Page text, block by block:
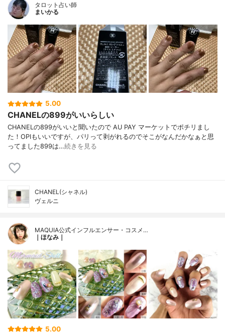
タロット占い師
まいかる
5.00
CHANELの899がいいらしい
CHANELの899がいいと聞いたので AU PAY マーケットでポチリまし
た！OPIもいいですが、パリって剥がれるのでそこがなんだかなぁと思
ってました899は…続きを見る
CHANEL(シャネル)
ヴェルニ
MAQUIA公式インフルエンサー・コスメ…
｜ほなみ｜
5.00